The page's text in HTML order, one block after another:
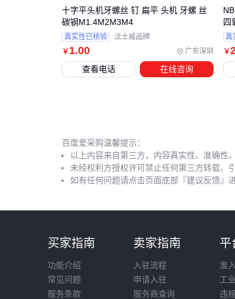
￥ 1.00 广东深圳
十字平头机牙螺丝 钉 扁平 头机 牙螺 丝
碳钢M1.4M2M3M4
真实性已核验 法士威品牌
查看电话 在线咨询
￥
四
真
百度爱采购温馨提示：
以上内容来自第三方，内容真实性、准确性
未经权利方授权许可禁止任何第三方转载、
如有任何问题请点击页面底部『建议反馈』
买家指南
功能介绍
常见问题
服务条款
卖家指南
入驻流程
申请入驻
服务商查询
平
准
工
违